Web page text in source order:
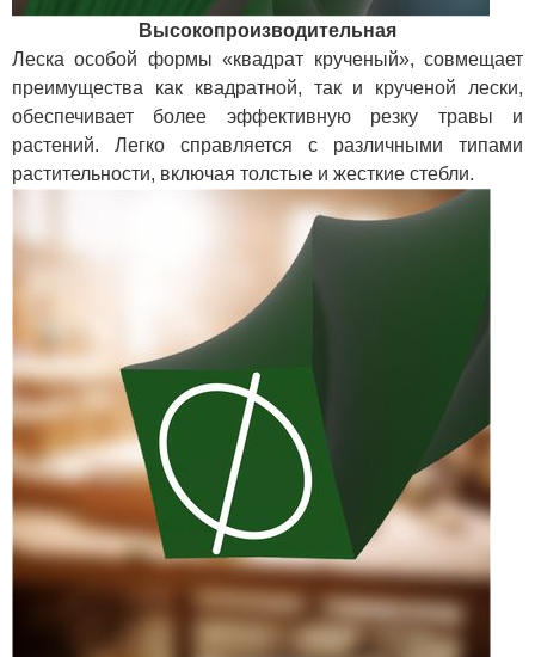
Высокопроизводительная
Леска особой формы «квадрат крученый», совмещает
преимущества как квадратной, так и крученой лески,
обеспечивает более эффективную резку травы и
растений. Легко справляется с различными типами
растительности, включая толстые и жесткие стебли.